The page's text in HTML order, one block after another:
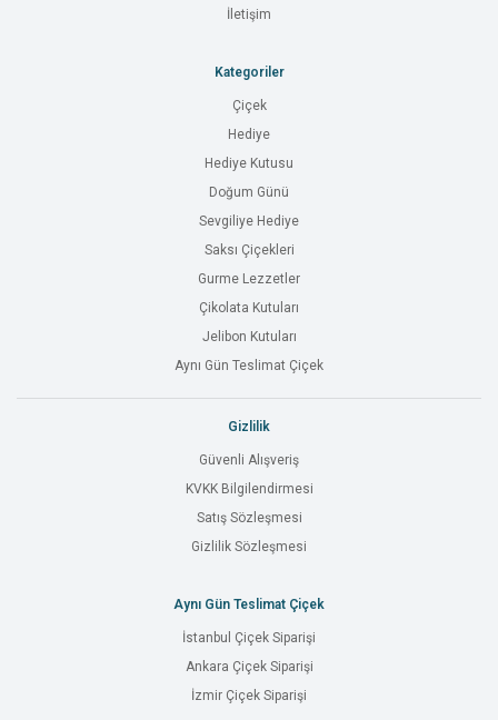
İletişim
Kategoriler
Çiçek
Hediye
Hediye Kutusu
Doğum Günü
Sevgiliye Hediye
Saksı Çiçekleri
Gurme Lezzetler
Çikolata Kutuları
Jelibon Kutuları
Aynı Gün Teslimat Çiçek
Gizlilik
Güvenli Alışveriş
KVKK Bilgilendirmesi
Satış Sözleşmesi
Gizlilik Sözleşmesi
Aynı Gün Teslimat Çiçek
İstanbul Çiçek Siparişi
Ankara Çiçek Siparişi
İzmir Çiçek Siparişi